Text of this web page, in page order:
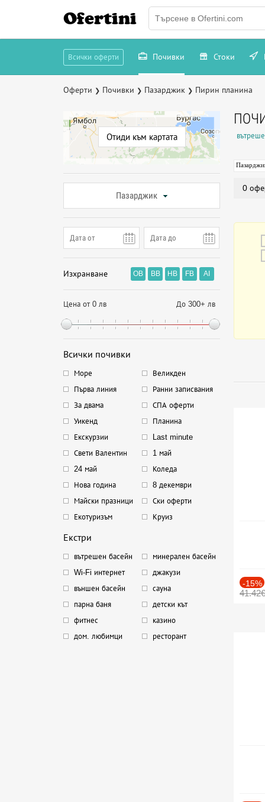
Ofertini
Всички оферти Почивки Стоки
Оферти ❯ Почивки ❯ Пазарджик ❯ Пирин планина
Отиди към картата
Пазарджик
Изхранване OB BB HB FB AI
Цена от 0 лв До 300+ лв
Всички почивки
Море
Великден
Първа линия
Ранни записвания
За двама
СПА оферти
Уикенд
Планина
Екскурзии
Last minute
Свети Валентин
1 май
24 май
Коледа
Нова година
8 декември
Майски празници
Ски оферти
Екотуризъм
Круиз
Екстри
вътрешен басейн
минерален басейн
Wi-Fi интернет
джакузи
външен басейн
сауна
парна баня
детски кът
фитнес
казино
дом. любимци
ресторант
0
-15%
41.42€